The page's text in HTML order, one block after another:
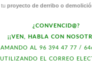
proyecto de derribo o
¿CONVENCID@?
¡¡VEN, HABLA CON
AL 96 394 47 77 /
EL CORREO